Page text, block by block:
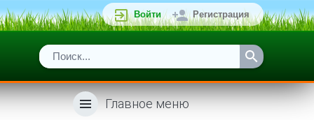
Войти Регистрация
Главное меню